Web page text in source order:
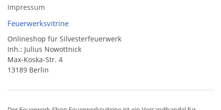
Impressum
Feuerwerksvitrine
Onlineshop für Silvesterfeuerwerk
Inh.: Julius Nowottnick
Max-Koska-Str. 4
13189 Berlin